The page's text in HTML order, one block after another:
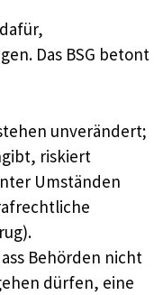
Das BSG betont
unverändert;
riskiert
Umständen
Behörden nicht
dürfen, eine